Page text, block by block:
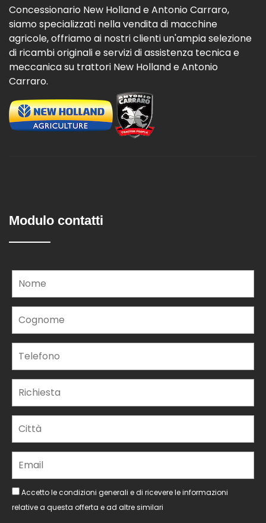
Concessionario New Holland e Antonio Carraro,
siamo specializzati nella vendita di macchine
agricole, offriamo ai nostri clienti un'ampia selezione
di ricambi originali e servizi di assistenza tecnica e
meccanica su trattori New Holland e Antonio
Carraro.
Modulo contatti
Accetto le condizioni generali e di ricevere le informazioni
relative a questa offerta e ad altre similari